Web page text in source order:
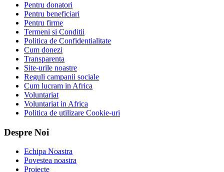
Pentru donatori
Pentru beneficiari
Pentru firme
Termeni si Conditii
Politica de Confidentialitate
Cum donezi
Transparenta
Site-urile noastre
Reguli campanii sociale
Cum lucram in Africa
Voluntariat
Voluntariat in Africa
Politica de utilizare Cookie-uri
Despre Noi
Echipa Noastra
Povestea noastra
Proiecte